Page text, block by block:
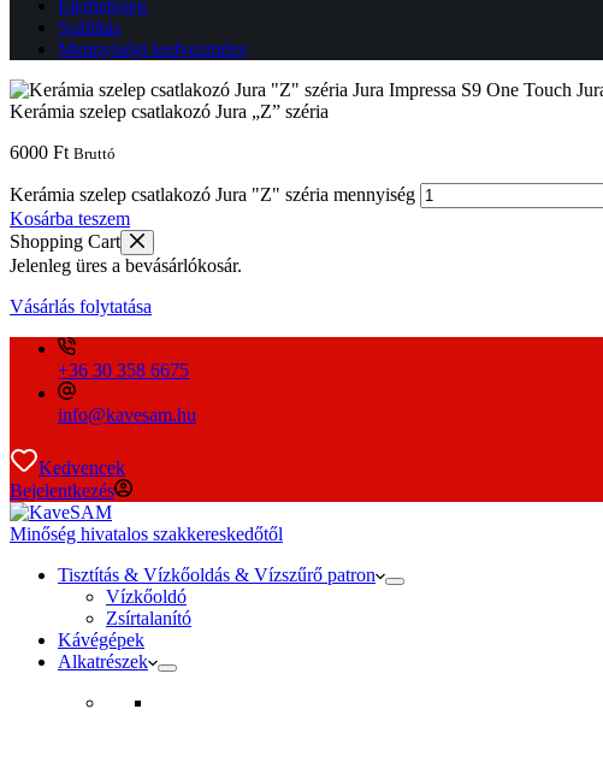
Elérhetőség
Szállítás
Mennyiségi kedvezmény
Kerámia szelep csatlakozó Jura „Z” széria
6000 Ft Bruttó
Kerámia szelep csatlakozó Jura "Z" széria mennyiség
Kosárba teszem
Shopping Cart
Jelenleg üres a bevásárlókosár.
Vásárlás folytatása
+36 30 358 6675
info@kavesam.hu
Kedvencek
Bejelentkezés
Minőség hivatalos szakkereskedőtől
Tisztítás & Vízkőoldás & Vízszűrő patron
Vízkőoldó
Zsírtalanító
Kávégépek
Alkatrészek